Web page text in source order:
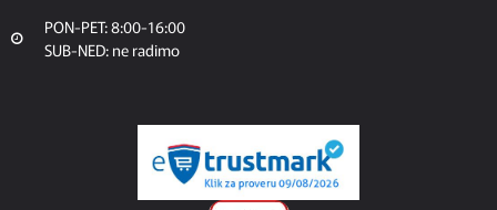
PON-PET: 8:00-16:00
SUB-NED: ne radimo